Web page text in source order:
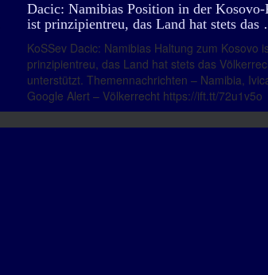
Dacic: Namibias Position in der Kosovo-
ist prinzipientreu, das Land hat stets das
KoSSev Dacic: Namibias Haltung zum Kosovo
prinzipientreu, das Land hat stets das
unterstützt. Themennachrichten – Namibia,
Google Alert – Völkerrecht https://ift.tt/72u1v5o